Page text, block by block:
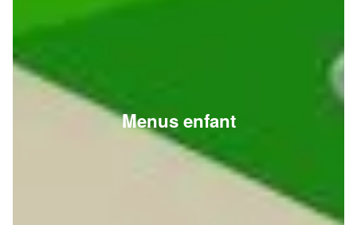
Menus enfant